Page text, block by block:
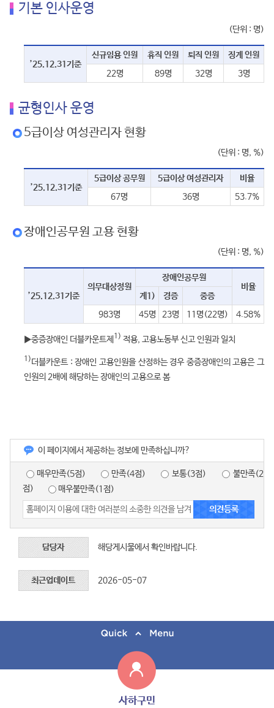
기본 인사운영
(단위 : 명)
’25.12.31기준
신규임용 인원 휴직 인원 퇴직 인원
징계 인원
22명
89명 32명 3명
균형인사 운영
5급이상 여성관리자 현황
(단위 : 명, %)
’25.12.31기준
5급이상 공무원 5급이상 여성관리자
비율
67명
36명 53.7%
장애인공무원 고용 현황
(단위 : 명, %)
’25.12.31기준
의무대상정원
장애인공무원
비율
계1)
경증
중증
983명
45명 23명 11명(22명) 4.58%
▶중증장애인 더블카운트제 1) 적용, 고용노동부 신고 인원과 일치
1)더블카운트 : 장애인 고용인원을 산정하는 경우 중증장애인의 고용은 그
인원의 2배에 해당하는 장애인의 고용으로 봄
이 페이지에서 제공하는 정보에 만족하십니까?
매우만족(5점) 만족(4점) 보통(3점)
점)
매우불만족(1점)
담당자 해당게시물에서 확인바랍니다.
최근업데이트 2026-05-07
사하구민